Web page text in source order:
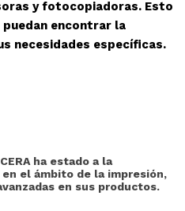
y fotocopiadoras. Esto
encontrar la
necesidades específicas.
ha estado a la
el ámbito de la impresión,
en sus productos.